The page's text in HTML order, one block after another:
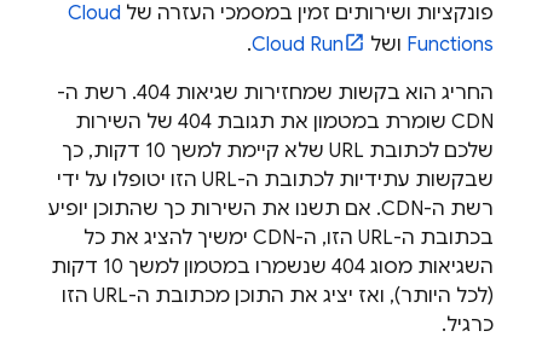
פונקציות ושירותים זמין במסמכי העזרה של Cloud
Functions ושל Cloud Run
.
החריג הוא בקשות שמחזירות שגיאות 404. רשת ה-
CDN שומרת במטמון את תגובת 404 של השירות
שלכם לכתובת URL שלא קיימת למשך 10 דקות, כך
שבקשות עתידיות לכתובת ה-URL הזו יטופלו על ידי
רשת ה-CDN. אם תשנו את השירות כך שהתוכן יופיע
בכתובת ה-URL הזו, ה-CDN ימשיך להציג את כל
השגיאות מסוג 404 שנשמרו במטמון למשך 10 דקות
(לכל היותר), ואז יציג את התוכן מכתובת ה-URL הזו
כרגיל.